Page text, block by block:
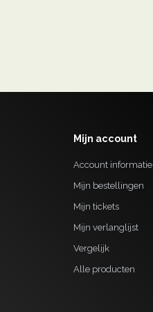
Mijn account
Account informatie
Mijn bestellingen
Mijn tickets
Mijn verlanglijst
Vergelijk
Alle producten